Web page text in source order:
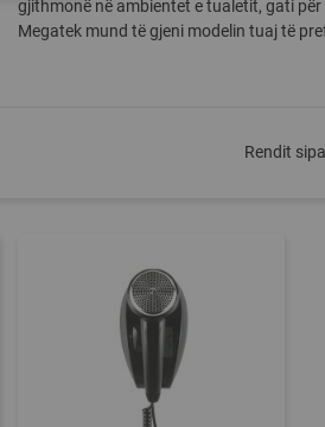
gjithmonë në ambientet e tualetit, gati
Megatek mund të gjeni modelin tuaj të
Rendit